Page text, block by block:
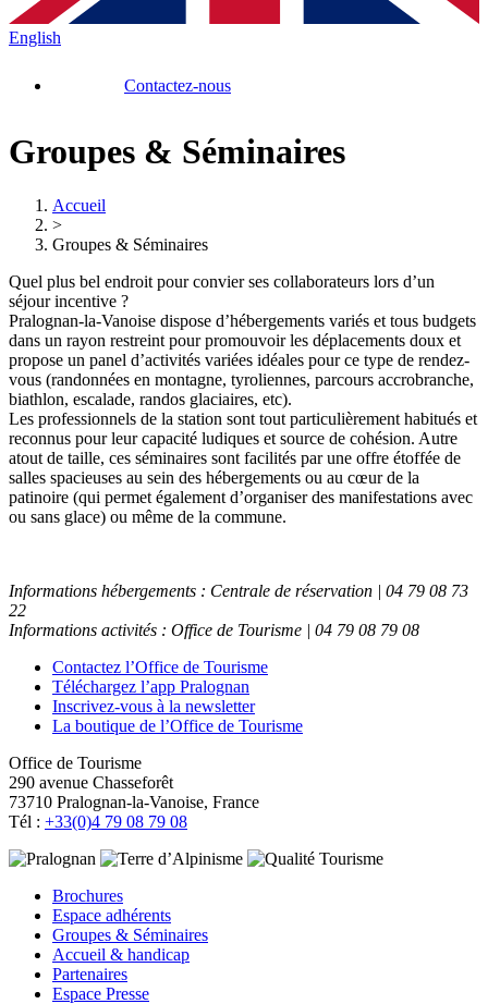
English
Contactez-nous
Groupes & Séminaires
Accueil
>
Groupes & Séminaires
Quel plus bel endroit pour convier ses collaborateurs lors d’un
séjour incentive ?
Pralognan-la-Vanoise dispose d’hébergements variés et tous budgets
dans un rayon restreint pour promouvoir les déplacements doux et
propose un panel d’activités variées idéales pour ce type de rendez-
vous (randonnées en montagne, tyroliennes, parcours accrobranche,
biathlon, escalade, randos glaciaires, etc).
Les professionnels de la station sont tout particulièrement habitués et
reconnus pour leur capacité ludiques et source de cohésion. Autre
atout de taille, ces séminaires sont facilités par une offre étoffée de
salles spacieuses au sein des hébergements ou au cœur de la
patinoire (qui permet également d’organiser des manifestations avec
ou sans glace) ou même de la commune.
Informations hébergements : Centrale de réservation | 04 79 08 73
22
Informations activités : Office de Tourisme | 04 79 08 79 08
Contactez l’Office de Tourisme
Téléchargez l’app Pralognan
Inscrivez-vous à la newsletter
La boutique de l’Office de Tourisme
Office de Tourisme
290 avenue Chasseforêt
73710 Pralognan-la-Vanoise, France
Tél : +33(0)4 79 08 79 08
Brochures
Espace adhérents
Groupes & Séminaires
Accueil & handicap
Partenaires
Espace Presse